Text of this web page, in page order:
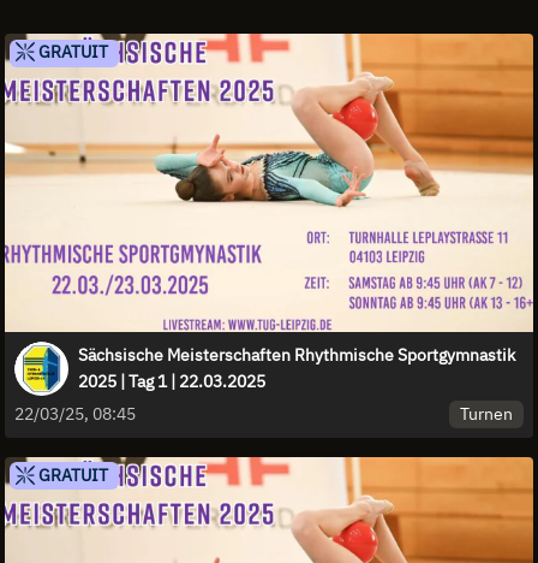
GRATUIT
Sächsische Meisterschaften Rhythmische Sportgymnastik
2025 | Tag 1 | 22.03.2025
22/03/25, 08:45
Turnen
GRATUIT